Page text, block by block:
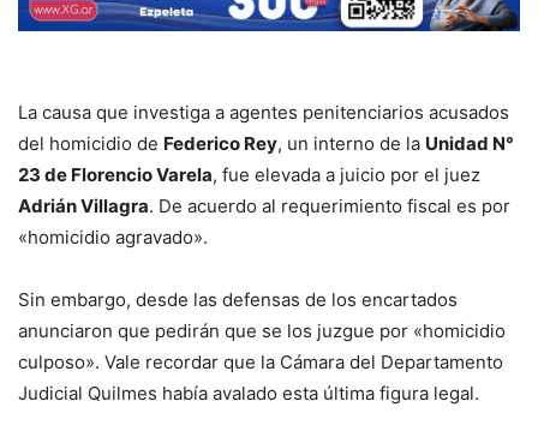
La causa que investiga a agentes penitenciarios acusados
del homicidio de Federico Rey, un interno de la Unidad N°
23 de Florencio Varela, fue elevada a juicio por el juez
Adrián Villagra. De acuerdo al requerimiento fiscal es por
«homicidio agravado».
Sin embargo, desde las defensas de los encartados
anunciaron que pedirán que se los juzgue por «homicidio
culposo». Vale recordar que la Cámara del Departamento
Judicial Quilmes había avalado esta última figura legal.